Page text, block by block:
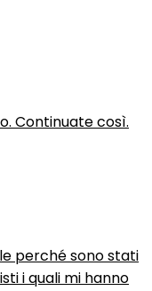
Continuate così.
perché sono stati
i quali mi hanno